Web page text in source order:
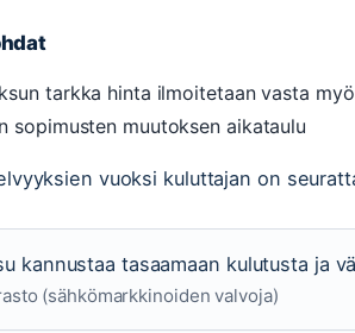
tarkka hinta ilmoitetaan vasta
sopimusten muutoksen aikataulu
vuoksi kuluttajan on
kannustaa tasaamaan kulutusta ja
(sähkömarkkinoiden valvoja)